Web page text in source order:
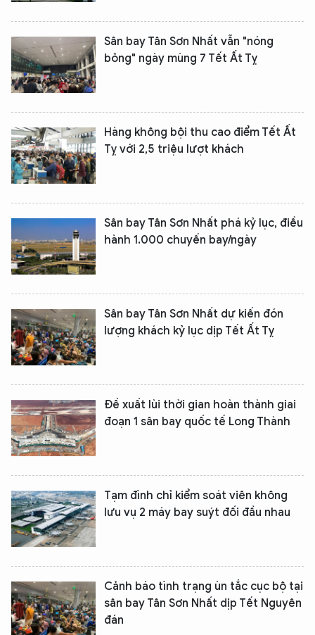
Sân bay Tân Sơn Nhất vẫn "nóng
bỏng" ngày mùng 7 Tết Ất Tỵ
Hàng không bội thu cao điểm Tết Ất
Tỵ với 2,5 triệu lượt khách
Sân bay Tân Sơn Nhất phá kỷ lục, điều
hành 1.000 chuyến bay/ngày
Sân bay Tân Sơn Nhất dự kiến đón
lượng khách kỷ lục dịp Tết Ất Tỵ
Đề xuất lùi thời gian hoàn thành giai
đoạn 1 sân bay quốc tế Long Thành
Tạm đình chỉ kiểm soát viên không
lưu vụ 2 máy bay suýt đối đầu nhau
Cảnh báo tình trạng ùn tắc cục bộ tại
sân bay Tân Sơn Nhất dịp Tết Nguyên
đán